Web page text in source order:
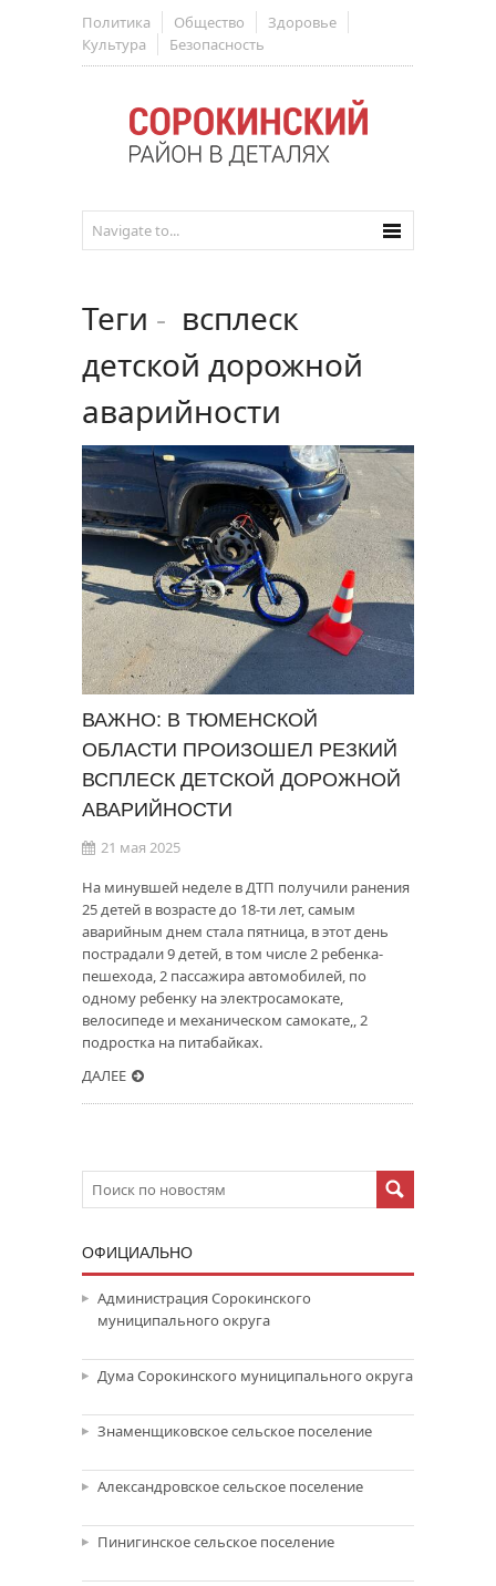
Политика Общество
Здоровье
Культура
Безопасность
Теги - всплеск
детской дорожной
аварийности
ВАЖНО: В ТЮМЕНСКОЙ
ОБЛАСТИ ПРОИЗОШЕЛ РЕЗКИЙ
ВСПЛЕСК ДЕТСКОЙ ДОРОЖНОЙ
АВАРИЙНОСТИ
21 мая 2025
На минувшей неделе в ДТП получили ранения
25 детей в возрасте до 18-ти лет, самым
аварийным днем стала пятница, в этот день
пострадали 9 детей, в том числе 2 ребенка-
пешехода, 2 пассажира автомобилей, по
одному ребенку на электросамокате,
велосипеде и механическом самокате,, 2
подростка на питабайках.
ДАЛЕЕ
ОФИЦИАЛЬНО
Администрация Сорокинского
муниципального округа
Дума Сорокинского муниципального округа
Знаменщиковское сельское поселение
Александровское сельское поселение
Пинигинское сельское поселение